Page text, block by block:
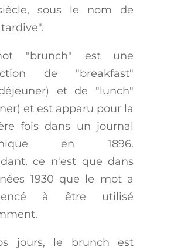
sous le nom de
"brunch" est une
de "breakfast"
et de "lunch"
et est apparu pour la
fois dans un journal
en 1896.
ce n'est que dans
1930 que le mot a
à être utilisé
jours, le brunch est